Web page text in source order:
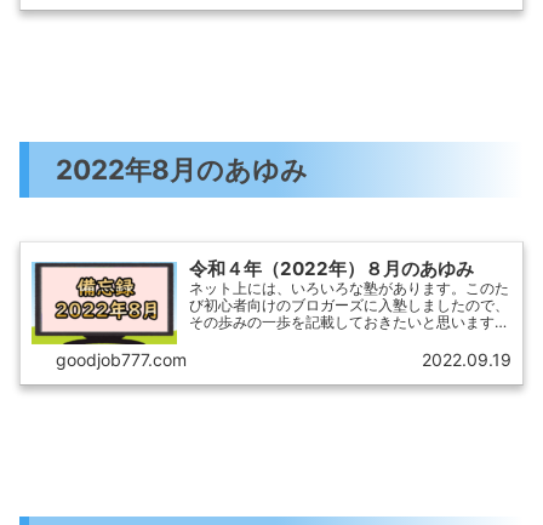
2022年8月のあゆみ
令和４年（2022年）８月のあゆみ
ネット上には、いろいろな塾があります。このた
び初心者向けのブロガーズに入塾しましたので、
その歩みの一歩を記載しておきたいと思います。
ニーズについても考えたいと思います。
goodjob777.com 2022.09.19